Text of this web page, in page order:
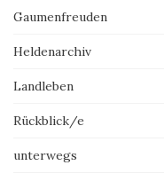
Gaumenfreuden
Heldenarchiv
Landleben
Rückblick/e
unterwegs